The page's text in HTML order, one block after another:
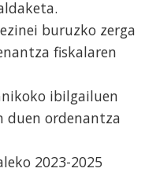
buruzko zerga
fiskalaren
ibilgailuen
duen ordenantza
2023-2025